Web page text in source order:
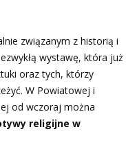
związanym z historią i
wystawę, która już
oraz tych, którzy
W Powiatowej i
od wczoraj można
religijne w